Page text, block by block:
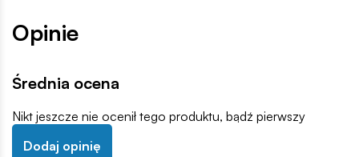
Opinie
Średnia ocena
Nikt jeszcze nie ocenił tego produktu, bądź pierwszy
Dodaj opinię